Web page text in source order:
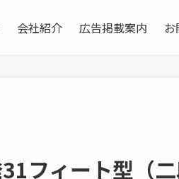
会社紹介 広告掲載案内 お
フィート型（